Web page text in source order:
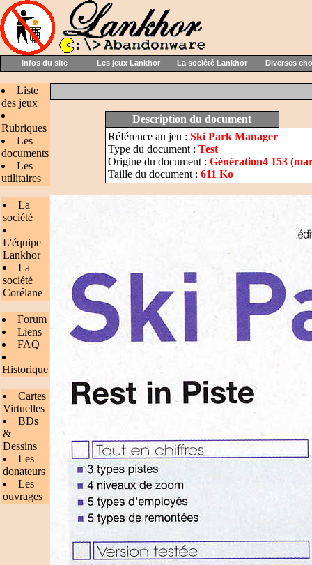
Infos du site Les jeux Lankhor La société Lankhor Diverses
Liste
des jeux
Rubriques
Les
documents
Les
utilitaires
La
société
L'équipe
Lankhor
La
société
Corélane
Forum
Liens
FAQ
Historique
Cartes
Virtuelles
BDs
&
Dessins
Les
donateurs
Les
ouvrages
Description du document
Référence au jeu : Ski Park Manager
Type du document : Test
Origine du document : Génération4 153
Taille du document : 611 Ko